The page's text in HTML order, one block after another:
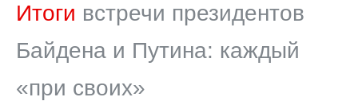
Итоги встречи президентов
Байдена и Путина: каждый
«при своих»